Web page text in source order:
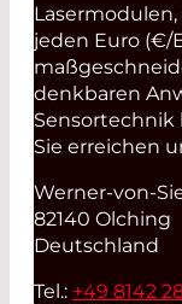
jeden Euro (€/
denkbaren
Sensortechnik
Sie erreichen
Werner-von-
82140 Olching
Deutschland
Tel.: +49 8142